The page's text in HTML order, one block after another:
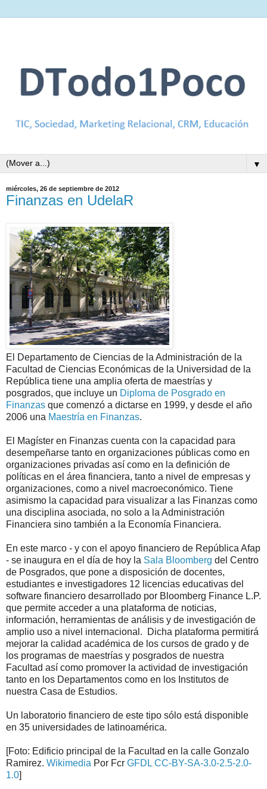
▼
miércoles, 26 de septiembre de 2012
Finanzas en UdelaR
El Departamento de Ciencias de la Administración de la
Facultad de Ciencias Económicas de la Universidad de la
República tiene una amplia oferta de maestrías y
posgrados, que incluye un Diploma de Posgrado en
Finanzas que comenzó a dictarse en 1999, y desde el año
2006 una Maestría en Finanzas.
El Magíster en Finanzas cuenta con la capacidad para
desempeñarse tanto en organizaciones públicas como en
organizaciones privadas así como en la definición de
políticas en el área financiera, tanto a nivel de empresas y
organizaciones, como a nivel macroeconómico. Tiene
asimismo la capacidad para visualizar a las Finanzas como
una disciplina asociada, no solo a la Administración
Financiera sino también a la Economía Financiera.
En este marco - y con el apoyo financiero de República Afap
- se inaugura en el día de hoy la Sala Bloomberg del Centro
de Posgrados, que pone a disposición de docentes,
estudiantes e investigadores 12 licencias educativas del
software financiero desarrollado por Bloomberg Finance L.P.
que permite acceder a una plataforma de noticias,
información, herramientas de análisis y de investigación de
amplio uso a nivel internacional. Dicha plataforma permitirá
mejorar la calidad académica de los cursos de grado y de
los programas de maestrías y posgrados de nuestra
Facultad así como promover la actividad de investigación
tanto en los Departamentos como en los Institutos de
nuestra Casa de Estudios.
Un laboratorio financiero de este tipo sólo está disponible
en 35 universidades de latinoamérica.
[Foto: Edificio principal de la Facultad en la calle Gonzalo
Ramirez. Wikimedia Por Fcr GFDL CC-BY-SA-3.0-2.5-2.0-
1.0]